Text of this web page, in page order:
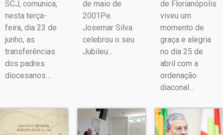
SCJ, comunica,
nesta terça-
feira, dia 23 de
junho, as
transferências
dos padres
diocesanos…
de maio de
2001Pe.
Josemar Silva
celebrou o seu
Jubileu…
de Florianópolis
viveu um
momento de
graça e alegria
no dia 25 de
abril com a
ordenação
diaconal…